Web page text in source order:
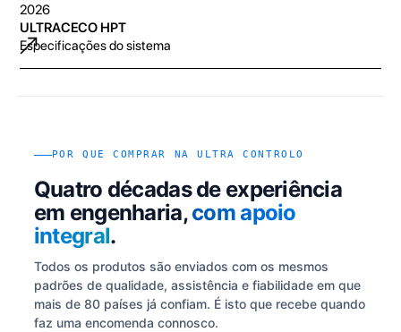
2026
ULTRACECO HPT
Especificações do sistema
POR QUE COMPRAR NA ULTRA CONTROLO
Quatro décadas de experiência
em engenharia,com apoio
integral.
Todos os produtos são enviados com os mesmos
padrões de qualidade, assistência e fiabilidade em que
mais de 80 países já confiam. É isto que recebe quando
faz uma encomenda connosco.